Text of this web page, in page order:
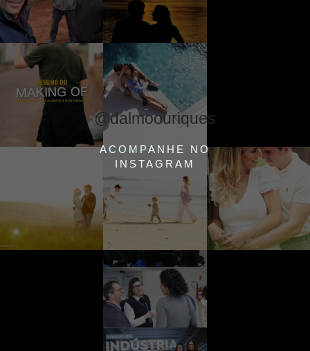
@dalmoouriques
ACOMPANHE NO
INSTAGRAM